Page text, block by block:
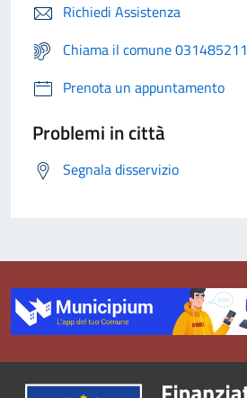
Richiedi Assistenza
Chiama il comune 031485211
Prenota un appuntamento
Problemi in città
Segnala disservizio